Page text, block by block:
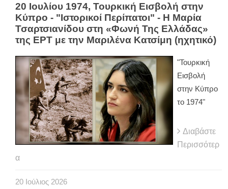
20 Ιουλίου 1974, Τουρκική Εισβολή στην
Κύπρο - "Ιστορικοί Περίπατοι" - Η Μαρία
Τσαρτσιανίδου στη «Φωνή Της Ελλάδας»
της ΕΡΤ με την Μαριλένα Κατσίμη (ηχητικό)
"Τουρκική
Εισβολή
στην Κύπρο
το 1974"
Διαβάστε
Περισσότερ
α
20 Ιούλιος 2026